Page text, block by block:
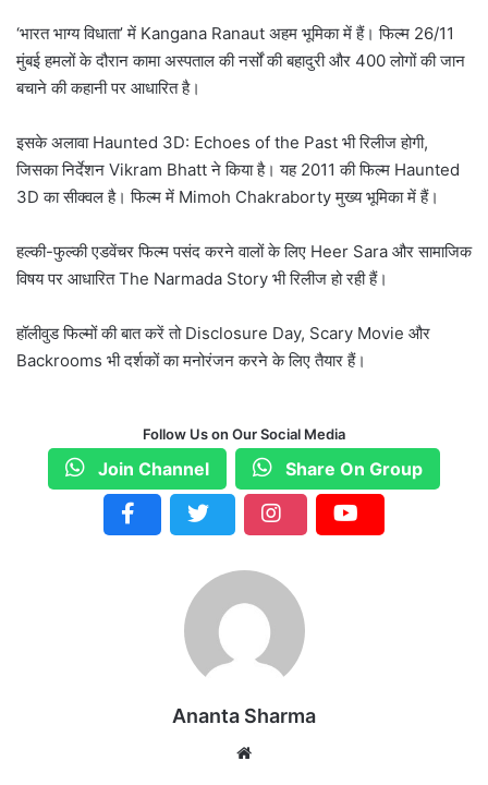
‘भारत भाग्य विधाता’ में Kangana Ranaut अहम भूमिका में हैं। फिल्म 26/11
मुंबई हमलों के दौरान कामा अस्पताल की नर्सों की बहादुरी और 400 लोगों की जान
बचाने की कहानी पर आधारित है।
इसके अलावा Haunted 3D: Echoes of the Past भी रिलीज होगी,
जिसका निर्देशन Vikram Bhatt ने किया है। यह 2011 की फिल्म Haunted
3D का सीक्वल है। फिल्म में Mimoh Chakraborty मुख्य भूमिका में हैं।
हल्की-फुल्की एडवेंचर फिल्म पसंद करने वालों के लिए Heer Sara और सामाजिक
विषय पर आधारित The Narmada Story भी रिलीज हो रही हैं।
हॉलीवुड फिल्मों की बात करें तो Disclosure Day, Scary Movie और
Backrooms भी दर्शकों का मनोरंजन करने के लिए तैयार हैं।
Follow Us on Our Social Media
Join Channel Share On Group
Ananta Sharma